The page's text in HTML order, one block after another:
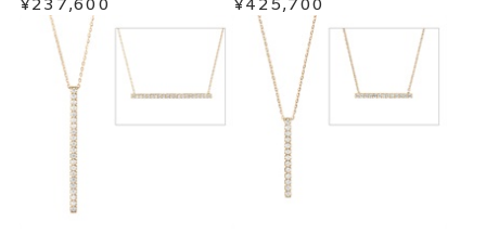
※字体の選択はできません。
¥237,600
レス
¥425,700